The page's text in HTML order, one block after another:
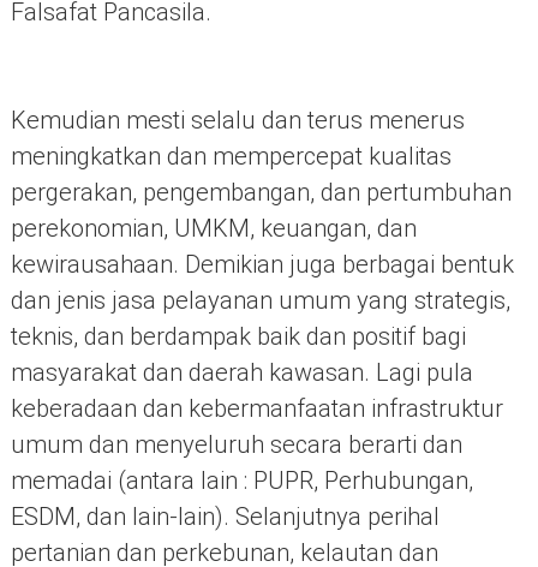
Falsafat Pancasila.
Kemudian mesti selalu dan terus menerus
meningkatkan dan mempercepat kualitas
pergerakan, pengembangan, dan pertumbuhan
perekonomian, UMKM, keuangan, dan
kewirausahaan. Demikian juga berbagai bentuk
dan jenis jasa pelayanan umum yang strategis,
teknis, dan berdampak baik dan positif bagi
masyarakat dan daerah kawasan. Lagi pula
keberadaan dan kebermanfaatan infrastruktur
umum dan menyeluruh secara berarti dan
memadai (antara lain : PUPR, Perhubungan,
ESDM, dan lain-lain). Selanjutnya perihal
pertanian dan perkebunan, kelautan dan